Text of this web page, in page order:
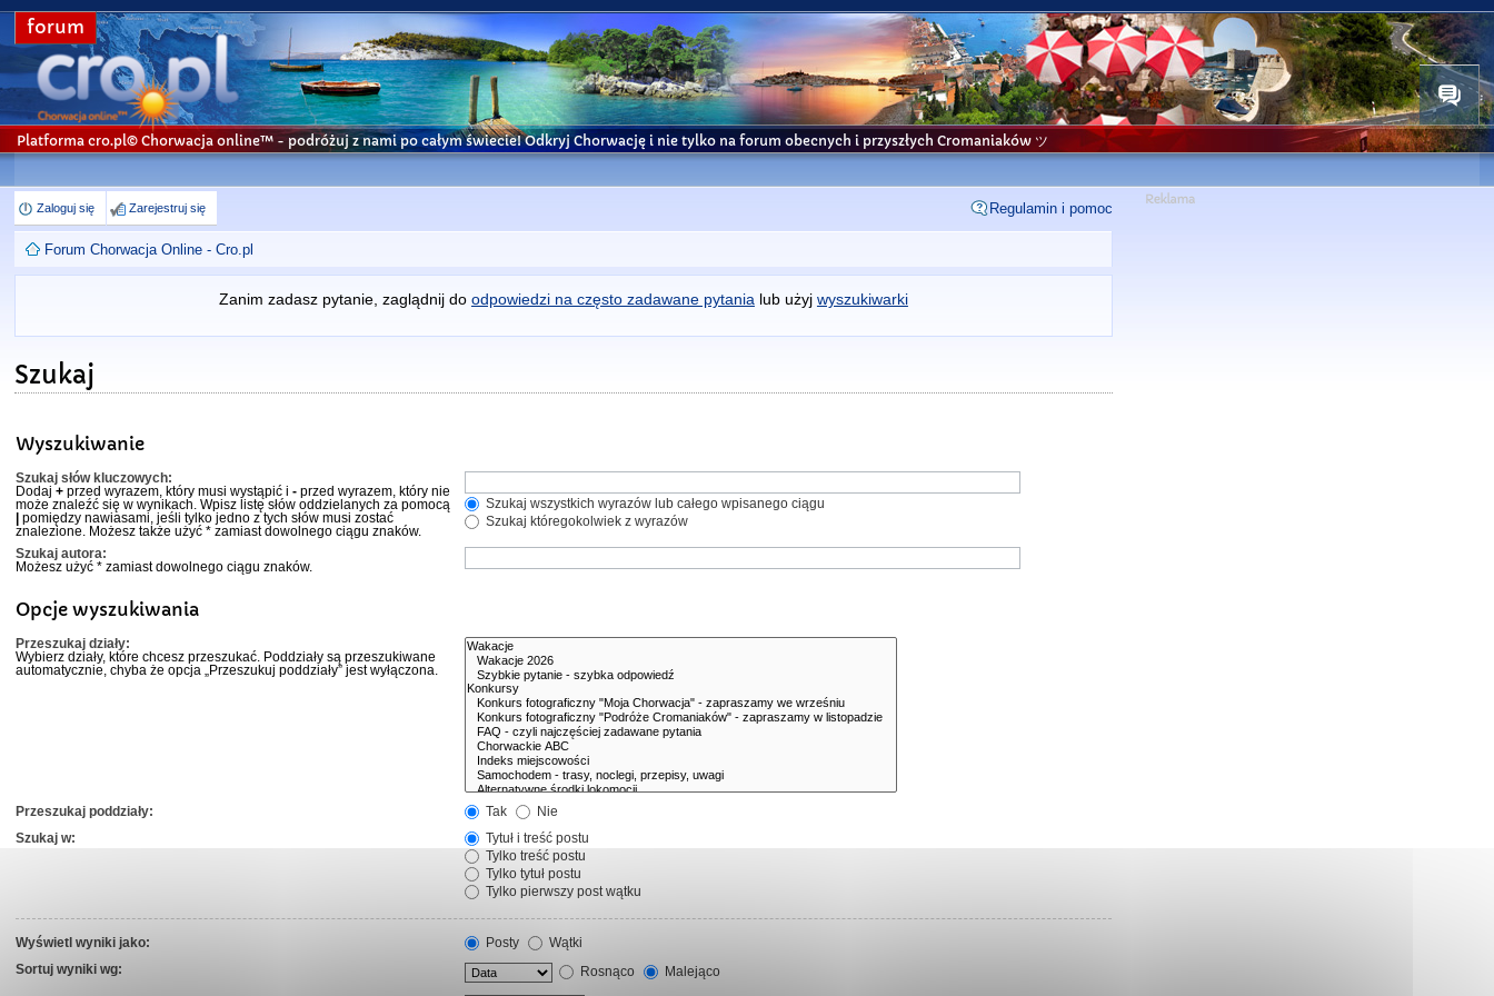
forum
Platforma cro.pl© Chorwacja online™ - podróżuj z nami po całym świecie! Odkryj Chorwację i nie tylko na forum obecnych i przyszłych Cromaniaków ツ
Zaloguj się Zarejestruj się Regulamin i pomoc
Forum Chorwacja Online - Cro.pl
Zanim zadasz pytanie, zaglądnij do odpowiedzi na często zadawane pytania lub użyj wyszukiwarki
Szukaj
Wyszukiwanie
Szukaj słów kluczowych:
Dodaj+ przed wyrazem, który musi wystąpić i- przed wyrazem, który nie
może znaleźć się w wynikach. Wpisz listę słów oddzielanych za pomocą
| pomiędzy nawiasami, jeśli tylko jedno z tych słów musi zostać
znalezione. Możesz także użyć * zamiast dowolnego ciągu znaków.
Szukaj wszystkich wyrazów lub całego wpisanego ciągu
Szukaj któregokolwiek z wyrazów
Szukaj autora:
Możesz użyć * zamiast dowolnego ciągu znaków.
Opcje wyszukiwania
Przeszukaj działy:
Wybierz działy, które chcesz przeszukać. Poddziały są przeszukiwane
automatycznie, chyba że opcja „Przeszukuj poddziały” jest wyłączona.
Przeszukaj poddziały: Tak
Nie
Szukaj w:
Tytuł i treść postu
Tylko treść postu
Tylko tytuł postu
Tylko pierwszy post wątku
Wyświetl wyniki jako: Posty
Wątki
Sortuj wyniki wg:
Rosnąco
Malejąco